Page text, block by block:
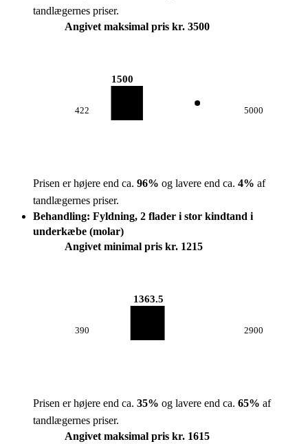
tandlægernes priser.
Angivet maksimal pris kr. 3500
422
1500
5000
Prisen er højere end ca. 96% og lavere end ca. 4% af
tandlægernes priser.
Behandling: Fyldning, 2 flader i stor kindtand i
underkæbe (molar)
Angivet minimal pris kr. 1215
390
1363.5
2900
Prisen er højere end ca. 35% og lavere end ca. 65% af
tandlægernes priser.
Angivet maksimal pris kr. 1615